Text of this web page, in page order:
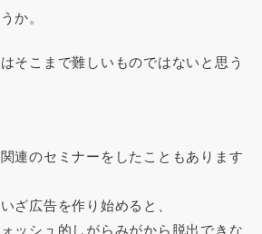
か。
そこまで難しいものではないと思う
連のセミナーをしたこともあります
ざ広告を作り始めると、
ッシュ的しがらみがから脱出できな